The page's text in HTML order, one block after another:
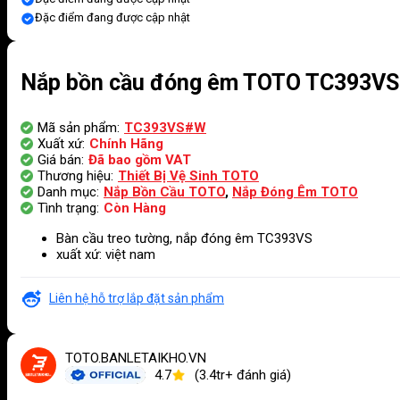
Đặc điểm đang được cập nhật
Nắp bồn cầu đóng êm TOTO
Mã sản phẩm: TC393VS#W
Xuất xứ: Chính Hãng
Giá bán: Đã bao gồm VAT
Thương hiệu: Thiết Bị Vệ Sinh TOTO
Danh mục: Nắp Bồn Cầu TOTO, Nắp Đóng Êm TOTO
Tình trạng: Còn Hàng
Bàn cầu treo tường, nắp đóng êm TC393VS
xuất xứ: việt nam
Liên hệ hỗ trợ lắp đặt sản phẩm
TOTO.BANLETAIKHO.VN
4.7
(3.4tr+ đánh giá)